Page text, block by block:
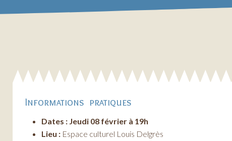
Informations pratiques
Dates : Jeudi 08 février à 19h
Lieu : Espace culturel Louis Delgrès